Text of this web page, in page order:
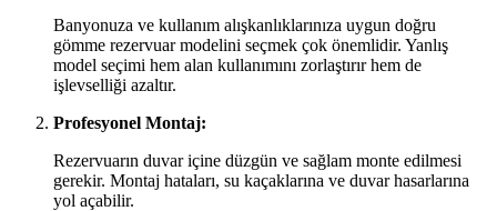
Banyonuza ve kullanım alışkanlıklarınıza uygun doğru
gömme rezervuar modelini seçmek çok önemlidir. Yanlış
model seçimi hem alan kullanımını zorlaştırır hem de
işlevselliği azaltır.
Profesyonel Montaj:
Rezervuarın duvar içine düzgün ve sağlam monte edilmesi
gerekir. Montaj hataları, su kaçaklarına ve duvar hasarlarına
yol açabilir.